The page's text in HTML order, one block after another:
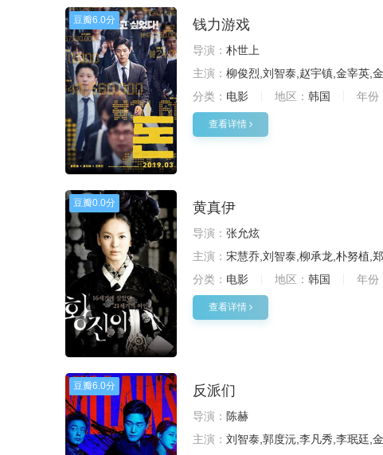
豆瓣6.0分 钱力游戏
导演： 朴世上
主演： 柳俊烈,刘智泰,赵宇镇,金宰英,
分类： 电影 地区： 韩国 年份
查看详情
豆瓣0.0分 黄真伊
导演： 张允炫
主演： 宋慧乔,刘智泰,柳承龙,朴努植,
分类： 电影 地区： 韩国 年份
查看详情
豆瓣6.0分 反派们
导演： 陈赫
主演： 刘智泰,郭度沅,李凡秀,李珉廷,